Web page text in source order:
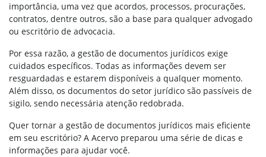
importância, uma vez que acordos, processos, procurações,
contratos, dentre outros, são a base para qualquer advogado
ou escritório de advocacia.
Por essa razão, a gestão de documentos jurídicos exige
cuidados específicos. Todas as informações devem ser
resguardadas e estarem disponíveis a qualquer momento.
Além disso, os documentos do setor jurídico são passíveis de
sigilo, sendo necessária atenção redobrada.
Quer tornar a gestão de documentos jurídicos mais eficiente
em seu escritório? A Acervo preparou uma série de dicas e
informações para ajudar você.